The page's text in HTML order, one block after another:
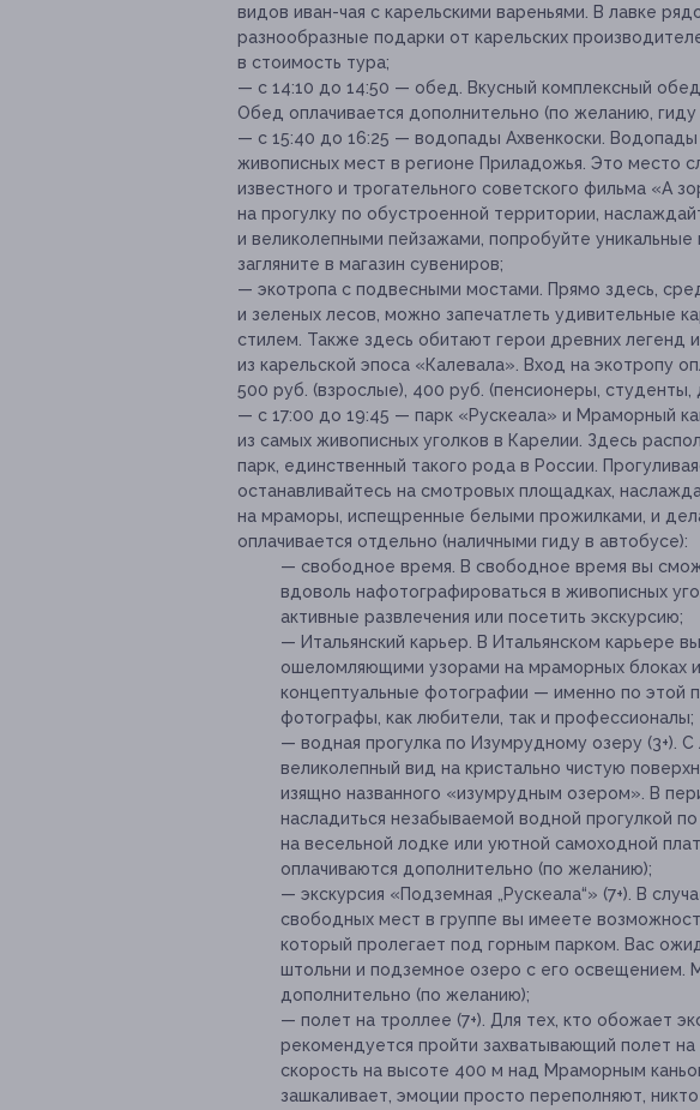
видов иван-чая с карельскими вареньями. В лавке
разнообразные подарки от карельских
в стоимость тура;
— с 14:10 до 14:50 — обед. Вкусный комплексный обед
Обед оплачивается дополнительно (по желанию,
— с 15:40 до 16:25 — водопады Ахвенкоски.
живописных мест в регионе Приладожья. Это место
известного и трогательного советского фильма «А
на прогулку по обустроенной территории,
и великолепными пейзажами, попробуйте уникальные
загляните в магазин сувениров;
— экотропа с подвесными мостами. Прямо здесь,
и зеленых лесов, можно запечатлеть удивительные
стилем. Также здесь обитают герои древних легенд
из карельской эпоса «Калевала». Вход на экотропу
500 руб. (взрослые), 400 руб. (пенсионеры, студенты,
— с 17:00 до 19:45 — парк «Рускеала» и Мраморный
из самых живописных уголков в Карелии. Здесь
парк, единственный такого рода в России.
останавливайтесь на смотровых площадках,
на мраморы, испещренные белыми прожилками, и
оплачивается отдельно (наличными гиду в автобусе):
— свободное время. В свободное время вы
вдоволь нафотографироваться в живописных
активные развлечения или посетить экскурсию;
— Итальянский карьер. В Итальянском карьере
ошеломляющими узорами на мраморных блоках
концептуальные фотографии — именно по этой
фотографы, как любители, так и профессионалы;
— водная прогулка по Изумрудному озеру (3+).
великолепный вид на кристально чистую
изящно названного «изумрудным озером». В
насладиться незабываемой водной прогулкой
на весельной лодке или уютной самоходной
оплачиваются дополнительно (по желанию);
— экскурсия «Подземная „Рускеала“» (7+). В
свободных мест в группе вы имеете
который пролегает под горным парком. Вас
штольни и подземное озеро с его освещением.
дополнительно (по желанию);
— полет на троллее (7+). Для тех, кто обожает
рекомендуется пройти захватывающий полет
скорость на высоте 400 м над Мраморным
зашкаливает, эмоции просто переполняют,